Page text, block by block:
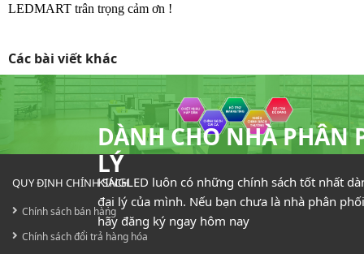
LEDMART trân trọng cảm ơn !
Các bài viết khác
DÀNH CHO NHÀ PHÂN
LÝ
KINGLED luôn có những chính sách tốt nhất
đại lý của mình. Nếu bạn chưa là nhà phân
hãy đăng ký ngay hôm nay
QUY ĐỊNH CHÍNH SÁCH
Chính sách bán hàng
Chính sách đổi trả hàng hóa